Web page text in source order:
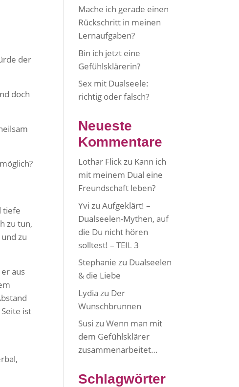
der
doch
tiefe
zu tun,
zu
aus
ist
Mache ich gerade einen
Rückschritt in meinen
Lernaufgaben?
Bin ich jetzt eine
Gefühlsklärerin?
Sex mit Dualseele:
richtig oder falsch?
Neueste
Kommentare
Lothar Flickzu Kann ich
mit meinem Dual eine
Freundschaft leben?
Yvi zuAufgeklärt! –
Dualseelen-Mythen, auf
die Du nicht hören
solltest! – TEIL 3
Stephanie zu Dualseelen
& die Liebe
Lydia zu Der
Wunschbrunnen
Susi zuWenn man mit
dem Gefühlsklärer
zusammenarbeitet…
Schlagwörter